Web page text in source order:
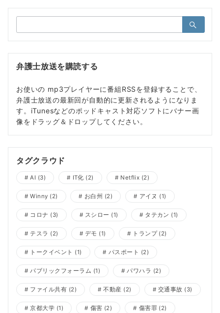
索：
弁護士放送を購読する
お使いの mp3プレイヤーに番組RSSを登録することで、
弁護士放送の最新回が自動的に更新されるようになりま
す。iTunesなどのポッドキャスト対応ソフトにバナー画
像をドラッグ＆ドロップしてください。
タグクラウド
AI (3) IT化 (2) Netflix (2)
Winny (2) お白州 (2) アイヌ (1)
コロナ (3) スシロー (1) タテカン (1)
テスラ (2) デモ (1) トランプ(2)
トークイベント (1) パスポート (2)
パブリックフォーラム (1) パワハラ (2)
ファイル共有 (2) 不動産 (2) 交通事故 (3)
京都大学 (1) 傷害 (2) 傷害罪 (2)